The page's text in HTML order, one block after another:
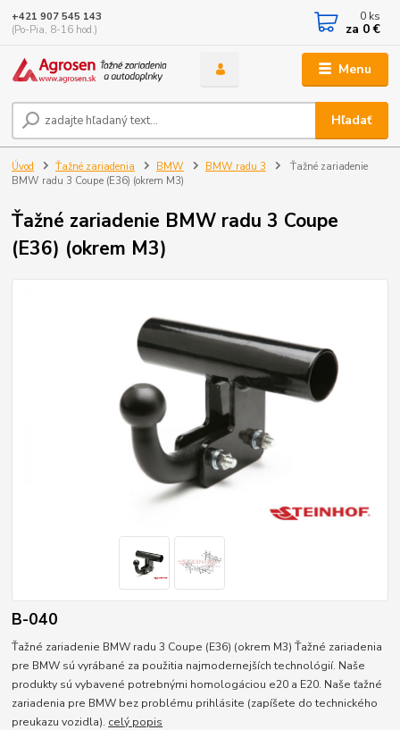
Menu
Hľadať
+421 907 545 143
(Po-Pia, 8-16 hod.)
0 ks
za 0 €
Úvod Ťažné zariadenia BMW BMW radu 3
Ťažné zariadenie
BMW radu 3 Coupe (E36) (okrem M3)
Ťažné zariadenie BMW radu 3 Coupe
(E36) (okrem M3)
B-040
Ťažné zariadenie BMW radu 3 Coupe (E36) (okrem M3) Ťažné zariadenia
pre BMW sú vyrábané za použitia najmodernejších technológií. Naše
produkty sú vybavené potrebnými homologáciou e20 a E20. Naše ťažné
zariadenia pre BMW bez problému prihlásite (zapíšete do technického
preukazu vozidla). celý popis